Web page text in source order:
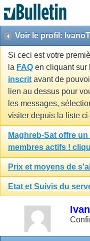
Voir le profil:
Si ceci est votre
la FAQ en cliquant sur
inscrit avant de
lien au dessus pour
les messages,
visiter depuis la liste
Maghreb-Sat offre
membres actifs !
Prix et moyens de
Etat et Suivis du